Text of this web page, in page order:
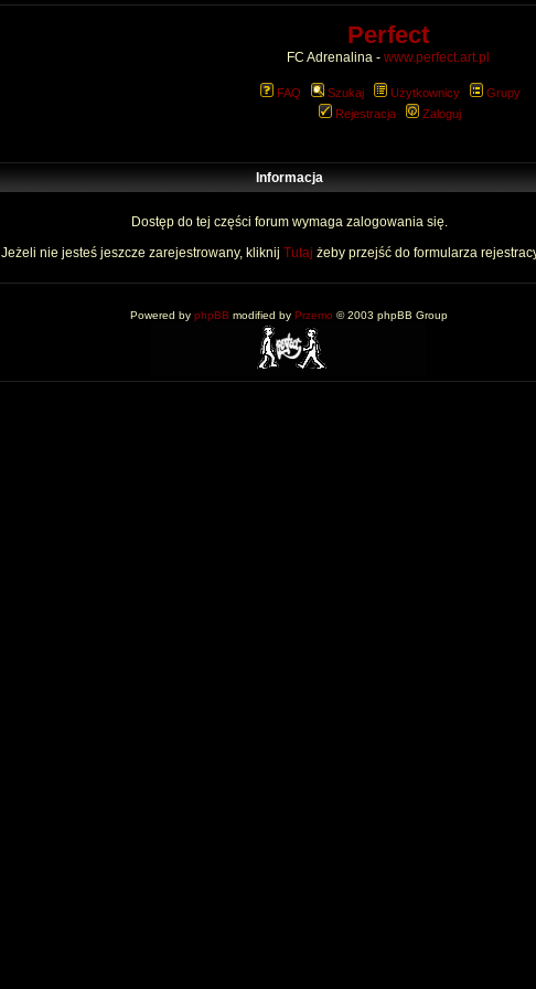
Perfect
FC Adrenalina - www.perfect.art.pl
FAQ Szukaj Użytkownicy
Grupy
Rejestracja
Zaloguj
Informacja
Dostęp do tej części forum wymaga zalogowania się.
Jeżeli nie jesteś jeszcze zarejestrowany, kliknij Tutaj żeby przejść do formularza
Powered by phpBB modified by Przemo © 2003 phpBB Group